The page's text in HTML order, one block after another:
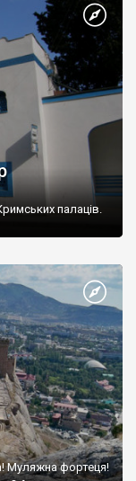
палаців.
Муляжна фортеця!